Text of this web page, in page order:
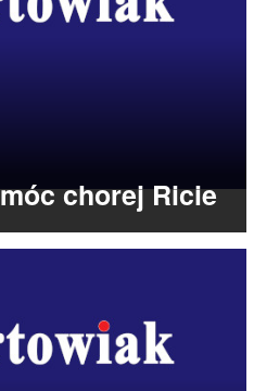
chorej Ricie